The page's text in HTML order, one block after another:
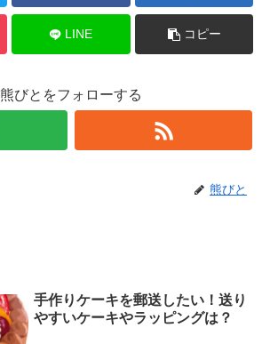
LINE コピー
熊びとをフォローする
熊びと
手作りケーキを郵送したい！送り
やすいケーキやラッピングは？